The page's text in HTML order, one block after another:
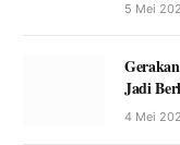
5 Mei
Jadi
4 Mei